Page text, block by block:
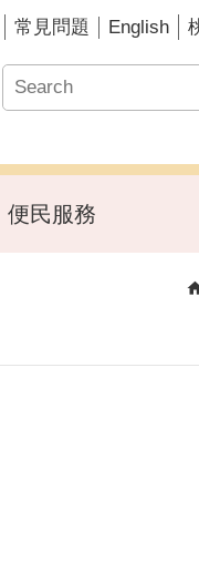
常見問題 English
便民服務